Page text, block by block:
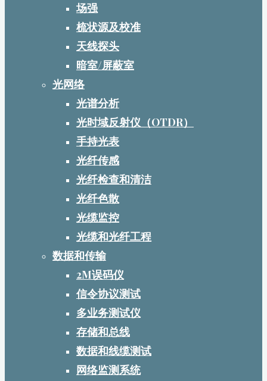
场强
梳状源及校准
天线探头
暗室/屏蔽室
光网络
光谱分析
光时域反射仪（OTDR）
手持光表
光纤传感
光纤检查和清洁
光纤色散
光缆监控
光缆和光纤工程
数据和传输
2M误码仪
信令协议测试
多业务测试仪
存储和总线
数据和线缆测试
网络监测系统